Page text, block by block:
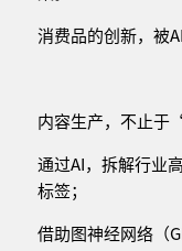
消费品的创新，被AI
内容生产，不止于
通过AI，拆解行业
标签；
借助图神经网络（